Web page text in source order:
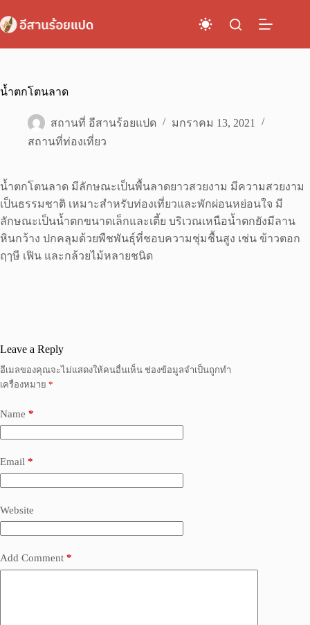
to
content
น้ำตกโตนลาด
สถานที่ อีสานร้อยแปด
มกราคม 13, 2021
สถานที่ท่องเที่ยว
น้ำตกโตนลาด มีลักษณะเป็นพื้นลาดยาวสวยงาม มีความสวยงาม
เป็นธรรมชาติ เหมาะสำหรับท่องเที่ยวและพักผ่อนหย่อนใจ มี
ลักษณะเป็นน้ำตกขนาดเล็กและเตี้ย บริเวณเหนือน้ำตกยังมีลาน
หินกว้าง ปกคลุมด้วยพืชพันธุ์ที่ชอบความชุ่มชื้นสูง เช่น ข้าวตอก
ฤๅษี เฟิน และกล้วยไม้หลายชนิด
Leave a Reply
อีเมลของคุณจะไม่แสดงให้คนอื่นเห็น ช่องข้อมูลจำเป็นถูกทำ
เครื่องหมาย *
Name *
Email *
Website
Add Comment *